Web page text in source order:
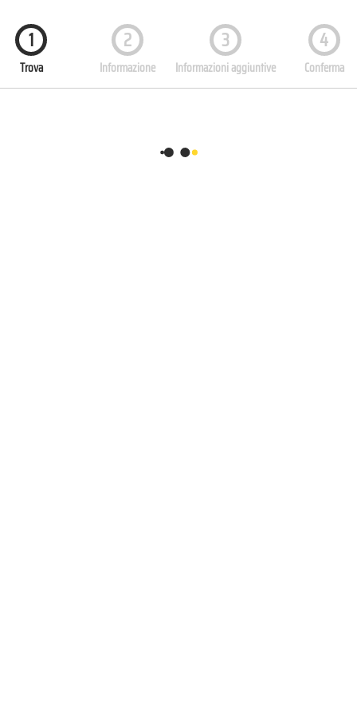
1
Trova
2
Informazione
3
Informazioni aggiuntive
4
Conferma